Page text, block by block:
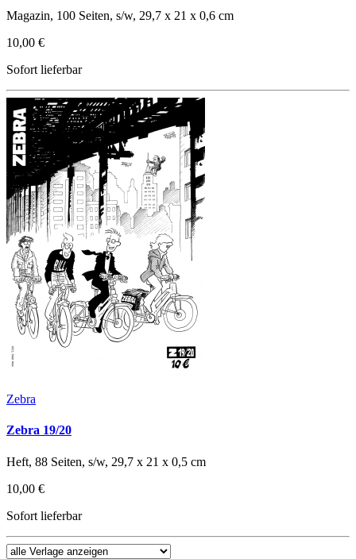
Magazin, 100 Seiten, s/w, 29,7 x 21 x 0,6 cm
10,00 €
Sofort lieferbar
Zebra
Zebra 19/20
Heft, 88 Seiten, s/w, 29,7 x 21 x 0,5 cm
10,00 €
Sofort lieferbar